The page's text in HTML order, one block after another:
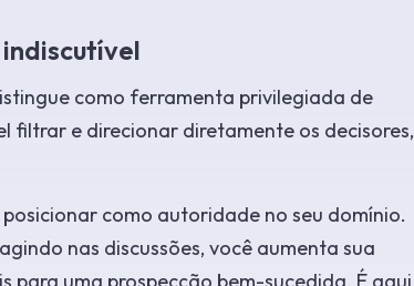
como ferramenta privilegiada de
filtrar e direcionar diretamente os decisores,
como autoridade no seu domínio.
nas discussões, você aumenta sua